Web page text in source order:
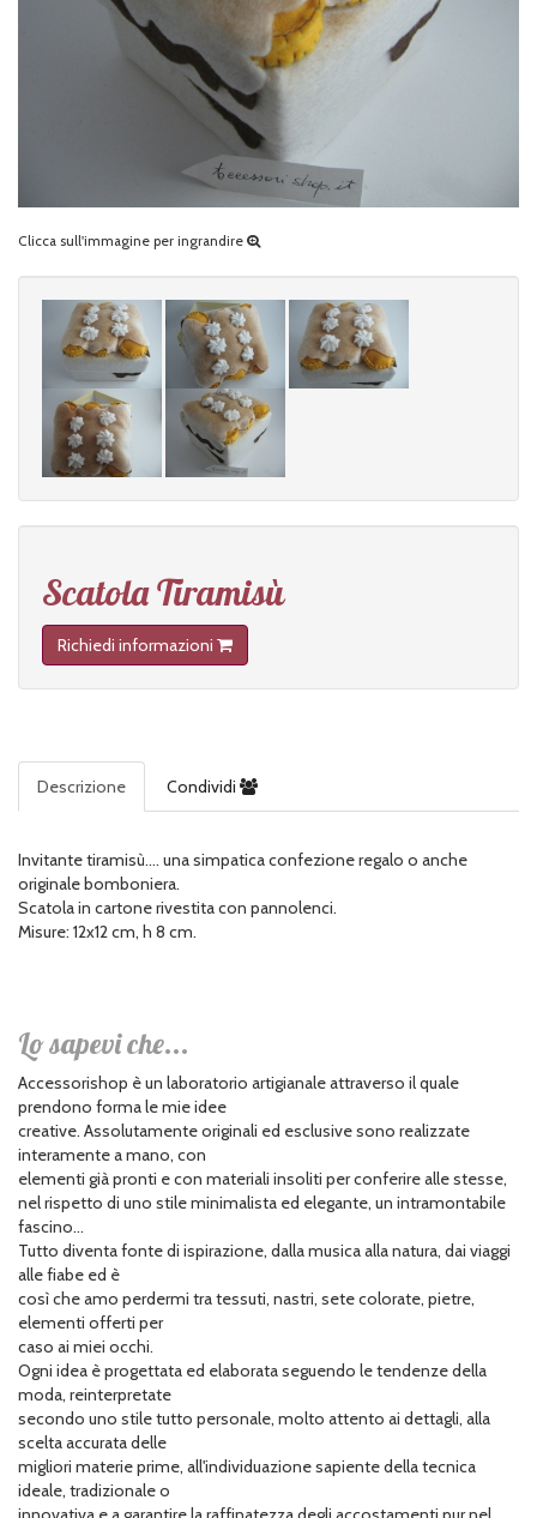
Clicca sull'immagine per ingrandire
Scatola Tiramisù
Richiedi informazioni
Descrizione Condividi
Invitante tiramisù.... una simpatica confezione regalo o anche
originale bomboniera.
Scatola in cartone rivestita con pannolenci.
Misure: 12x12 cm, h 8 cm.
Lo sapevi che...
Accessorishop è un laboratorio artigianale attraverso il quale
prendono forma le mie idee
creative. Assolutamente originali ed esclusive sono realizzate
interamente a mano, con
elementi già pronti e con materiali insoliti per conferire alle stesse,
nel rispetto di uno stile minimalista ed elegante, un intramontabile
fascino...
Tutto diventa fonte di ispirazione, dalla musica alla natura, dai viaggi
alle fiabe ed è
così che amo perdermi tra tessuti, nastri, sete colorate, pietre,
elementi offerti per
caso ai miei occhi.
Ogni idea è progettata ed elaborata seguendo le tendenze della
moda, reinterpretate
secondo uno stile tutto personale, molto attento ai dettagli, alla
scelta accurata delle
migliori materie prime, all'individuazione sapiente della tecnica
ideale, tradizionale o